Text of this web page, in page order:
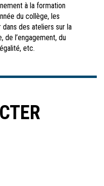
à la formation
du collège, les
des ateliers sur la
de l’engagement, du
etc.